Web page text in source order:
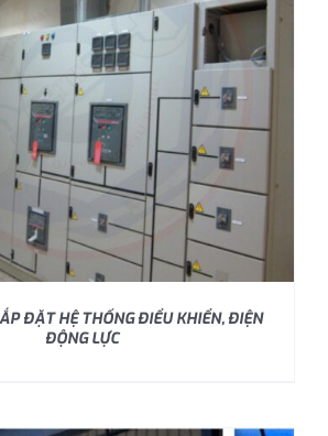
ĐẶT HỆ THỐNG ĐIỂU KHIỂN, ĐIỆN
ĐỘNG LỰC